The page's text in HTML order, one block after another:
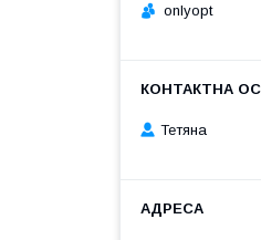
onlyopt
Тетяна